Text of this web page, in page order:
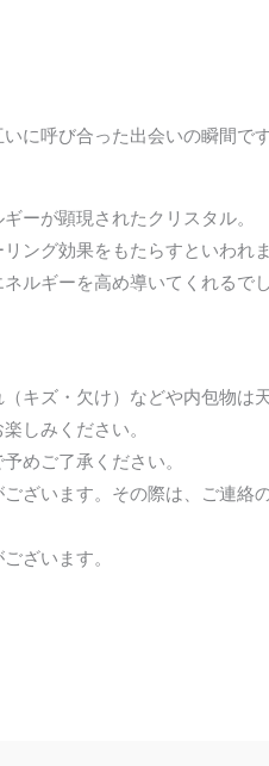
に呼び合った出会いの瞬間です
ーが顕現されたクリスタル。
ング効果をもたらすといわれま
ルギーを高め導いてくれるでし
キズ・欠け）などや内包物は
しみください。
めご了承ください。
ざいます。その際は、ご連絡
ざいます。